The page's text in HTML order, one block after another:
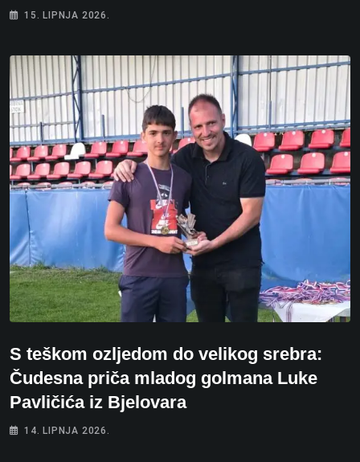
15. LIPNJA 2026.
S teškom ozljedom do velikog srebra:
Čudesna priča mladog golmana Luke
Pavličića iz Bjelovara
14. LIPNJA 2026.